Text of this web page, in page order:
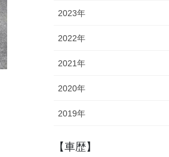
2023年
2022年
2021年
2020年
2019年
【車歴】